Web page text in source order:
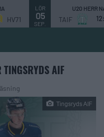
HV71
LÖR
05
SEP.
U20 HERR
TAIF
AIF
Tingsryds AIF